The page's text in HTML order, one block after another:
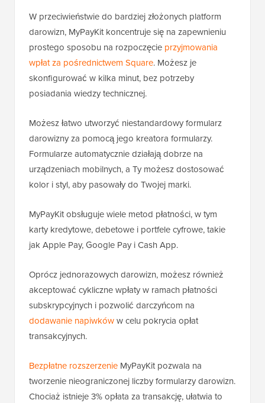
W przeciwieństwie do bardziej złożonych platform
darowizn, MyPayKit koncentruje się na zapewnieniu
prostego sposobu na rozpoczęcie przyjmowania
wpłat za pośrednictwem Square. Możesz je
skonfigurować w kilka minut, bez potrzeby
posiadania wiedzy technicznej.
Możesz łatwo utworzyć niestandardowy formularz
darowizny za pomocą jego kreatora formularzy.
Formularze automatycznie działają dobrze na
urządzeniach mobilnych, a Ty możesz dostosować
kolor i styl, aby pasowały do Twojej marki.
MyPayKit obsługuje wiele metod płatności, w tym
karty kredytowe, debetowe i portfele cyfrowe, takie
jak Apple Pay, Google Pay i Cash App.
Oprócz jednorazowych darowizn, możesz również
akceptować cykliczne wpłaty w ramach płatności
subskrypcyjnych i pozwolić darczyńcom na
dodawanie napiwkóww celu pokrycia opłat
transakcyjnych.
Bezpłatne rozszerzenie MyPayKit pozwala na
tworzenie nieograniczonej liczby formularzy darowizn.
Chociaż istnieje 3% opłata za transakcję, ułatwia to